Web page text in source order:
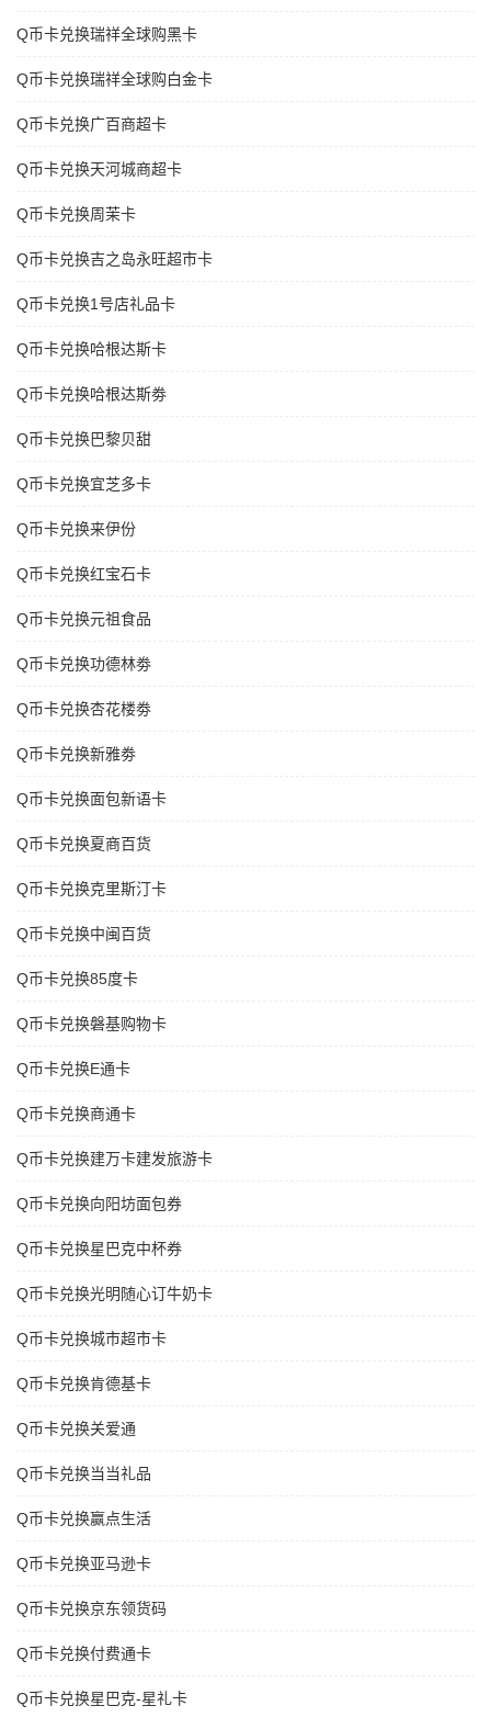
Q币卡兑换瑞祥全球购黑卡
Q币卡兑换瑞祥全球购白金卡
Q币卡兑换广百商超卡
Q币卡兑换天河城商超卡
Q币卡兑换周茉卡
Q币卡兑换吉之岛永旺超市卡
Q币卡兑换1号店礼品卡
Q币卡兑换哈根达斯卡
Q币卡兑换哈根达斯劵
Q币卡兑换巴黎贝甜
Q币卡兑换宜芝多卡
Q币卡兑换来伊份
Q币卡兑换红宝石卡
Q币卡兑换元祖食品
Q币卡兑换功德林劵
Q币卡兑换杏花楼劵
Q币卡兑换新雅劵
Q币卡兑换面包新语卡
Q币卡兑换夏商百货
Q币卡兑换克里斯汀卡
Q币卡兑换中闽百货
Q币卡兑换85度卡
Q币卡兑换磐基购物卡
Q币卡兑换E通卡
Q币卡兑换商通卡
Q币卡兑换建万卡建发旅游卡
Q币卡兑换向阳坊面包券
Q币卡兑换星巴克中杯券
Q币卡兑换光明随心订牛奶卡
Q币卡兑换城市超市卡
Q币卡兑换肯德基卡
Q币卡兑换关爱通
Q币卡兑换当当礼品
Q币卡兑换赢点生活
Q币卡兑换亚马逊卡
Q币卡兑换京东领货码
Q币卡兑换付费通卡
Q币卡兑换星巴克-星礼卡